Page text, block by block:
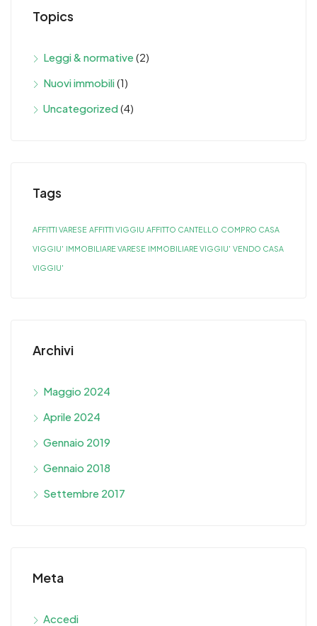
Topics
Leggi & normative(2)
Nuovi immobili(1)
Uncategorized(4)
Tags
AFFITTI VARESE AFFITTI VIGGIU AFFITTO CANTELLO COMPRO CASA
VIGGIU' IMMOBILIARE VARESE IMMOBILIARE VIGGIU' VENDO CASA
VIGGIU'
Archivi
Maggio 2024
Aprile 2024
Gennaio 2019
Gennaio 2018
Settembre 2017
Meta
Accedi